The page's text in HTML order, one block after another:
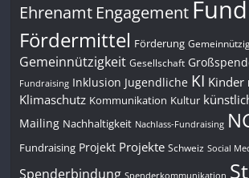
Ehrenamt Engagement
Fördermittel Förderung
Gemeinnützigkeit Gesellschaft
Fundraising Inklusion Jugendliche KI Kinder
Klimaschutz Kommunikation Kultur
Mailing Nachhaltigkeit Nachlass-Fundraising
Fundraising Projekt Projekte Schweiz Social
Spenderbindung Spenderkommunikation